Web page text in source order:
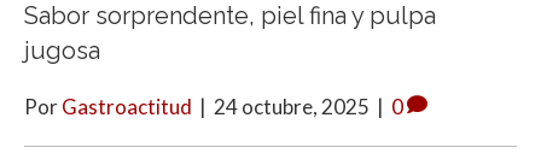
Sabor sorprendente, piel fina y pulpa
jugosa
PorGastroactitud | 24 octubre, 2025 | 0